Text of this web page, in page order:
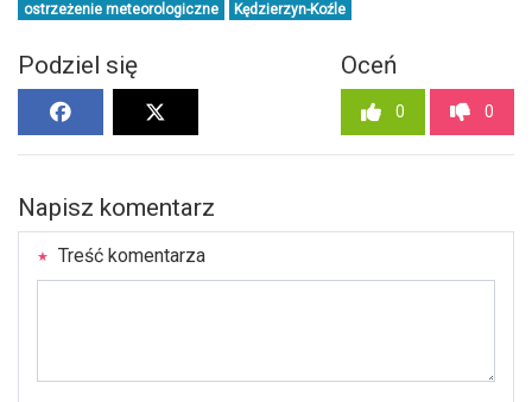
ostrzeżenie meteorologiczne Kędzierzyn-Koźle
Podziel się Oceń
0 0
Napisz komentarz
Treść komentarza